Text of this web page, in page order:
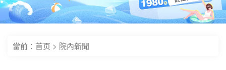
當前： 首页 > 院內新聞